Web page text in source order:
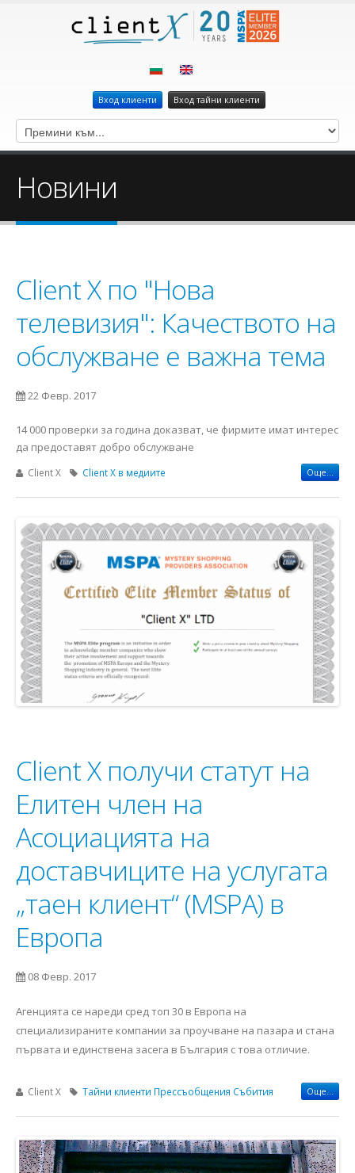
Вход клиенти Вход тайни клиенти
Новини
Client X по "Нова
телевизия": Качеството на
обслужване е важна тема
22 Февр. 2017
14 000 проверки за година доказват, че фирмите имат интерес
да предоставят добро обслужване
Client X Client X в медиите Още...
Client X получи статут на
Елитен член на
Асоциацията на
доставчиците на услугата
„таен клиент“ (MSPA) в
Европа
08 Февр. 2017
Aгенцията се нареди сред топ 30 в Европа на
специализираните компании за проучване на пазара и стана
първата и единствена засега в България с това отличие.
Client X Тайни клиенти Прессъобщения Събития Още...